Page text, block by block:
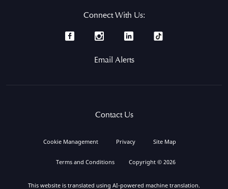
Connect With Us:
Email Alerts
Contact Us
Cookie Management Privacy Site Map
Terms and Conditions Copyright © 2026
This website is translated using AI-powered machine translation.